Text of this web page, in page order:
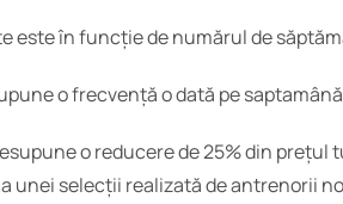
este în funcție de numărul de
o frecvență o dată pe
o reducere de 25% din
unei selecții realizată de antrenorii